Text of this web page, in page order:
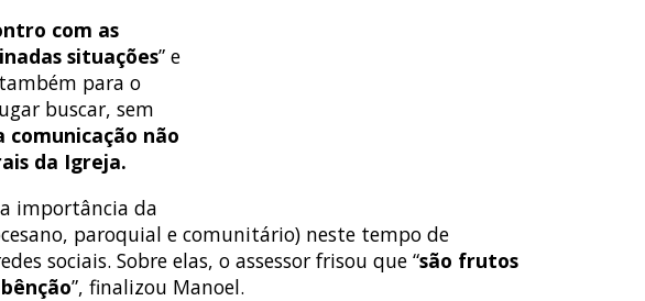
com as
situações” e
para o
buscar, sem
comunicação não
da Igreja.
importância da
paroquial e comunitário) neste tempo de
sociais. Sobre elas, o assessor frisou que “são frutos
”, finalizou Manoel.